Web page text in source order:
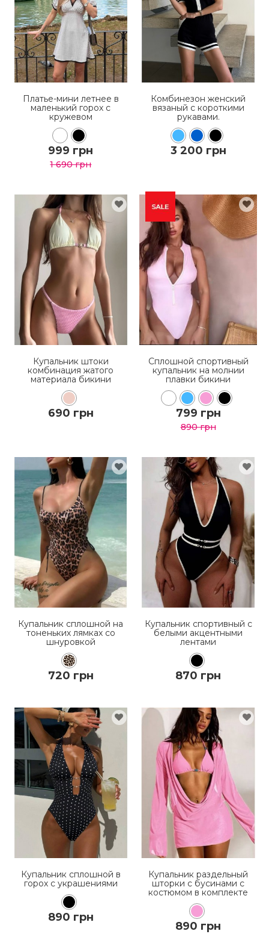
КУПИТЬ
ПОДРОБНЕЕ
Платье-мини летнее в
маленький горох с
кружевом
999 грн
1 690 грн
КУПИТЬ
ПОДРОБНЕЕ
Комбинезон женский
вязаный с короткими
рукавами.
3 200 грн
КУПИТЬ
ПОДРОБНЕЕ
Купальник штоки
комбинация жатого
материала бикини
690 грн
КУПИТЬ
ПОДРОБНЕЕ
Сплошной спортивный
купальник на молнии
плавки бикини
799 грн
890 грн
КУПИТЬ
ПОДРОБНЕЕ
Купальник сплошной на
тоненьких лямках со
шнуровкой
720 грн
КУПИТЬ
ПОДРОБНЕЕ
Купальник спортивный с
белыми акцентными
лентами
870 грн
Купальник сплошной в
горох с украшениями
890 грн
Купальник раздельный
шторки с бусинами с
костюмом в комплекте
890 грн